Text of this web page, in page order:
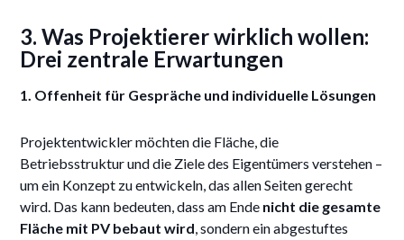
3. Was Projektierer wirklich wollen:
Drei zentrale Erwartungen
1. Offenheit für Gespräche und individuelle Lösungen
Projektentwickler möchten die Fläche, die
Betriebsstruktur und die Ziele des Eigentümers verstehen –
um ein Konzept zu entwickeln, das allen Seiten gerecht
wird. Das kann bedeuten, dass am Ende nicht die gesamte
Fläche mit PV bebaut wird, sondern ein abgestuftes